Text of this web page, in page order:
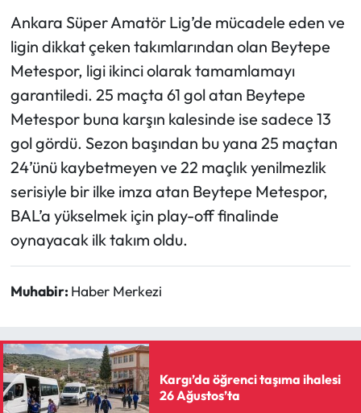
Ankara Süper Amatör Lig’de mücadele eden ve
ligin dikkat çeken takımlarından olan Beytepe
Metespor, ligi ikinci olarak tamamlamayı
garantiledi. 25 maçta 61 gol atan Beytepe
Metespor buna karşın kalesinde ise sadece 13
gol gördü. Sezon başından bu yana 25 maçtan
24’ünü kaybetmeyen ve 22 maçlık yenilmezlik
serisiyle bir ilke imza atan Beytepe Metespor,
BAL’a yükselmek için play-off finalinde
oynayacak ilk takım oldu.
Muhabir: Haber Merkezi
Kargı’da öğrenci taşıma ihalesi
26 Ağustos’ta
Resmi Reklam
Sağlık
Siyaset
Spor
Sungurlu Haberleri
Turizm
Yayla Haber
Yemek Tarifleri